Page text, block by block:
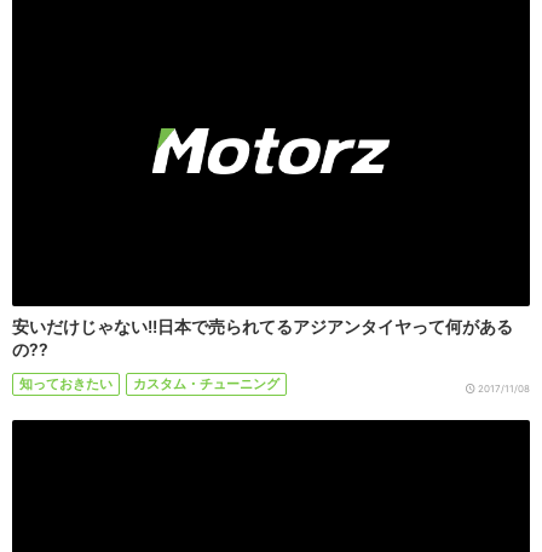
安いだけじゃない!!日本で売られてるアジアンタイヤって何がある
の??
知っておきたい カスタム・チューニング 2017/11/08